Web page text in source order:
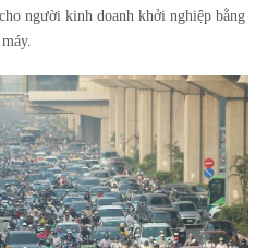
người kinh doanh khởi nghiệp bằng